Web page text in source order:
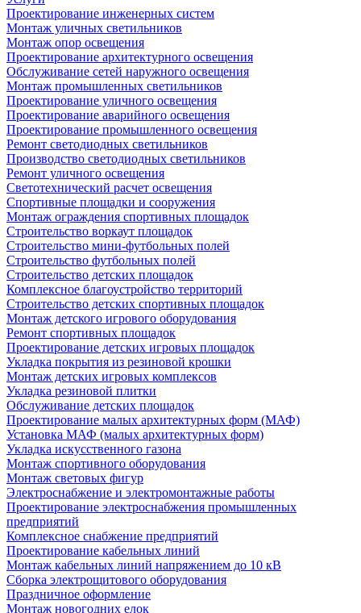
Проектирование инженерных систем
Монтаж уличных светильников
Монтаж опор освещения
Проектирование архитектурного освещения
Обслуживание сетей наружного освещения
Монтаж промышленных светильников
Проектирование уличного освещения
Проектирование аварийного освещения
Проектирование промышленного освещения
Ремонт светодиодных светильников
Производство светодиодных светильников
Ремонт уличного освещения
Светотехнический расчет освещения
Спортивные площадки и сооружения
Монтаж ограждения спортивных площадок
Строительство воркаут площадок
Строительство мини-футбольных полей
Строительство футбольных полей
Строительство детских площадок
Комплексное благоустройство территорий
Строительство детских спортивных площадок
Монтаж детского игрового оборудования
Ремонт спортивных площадок
Проектирование детских игровых площадок
Укладка покрытия из резиновой крошки
Монтаж детских игровых комплексов
Укладка резиновой плитки
Обслуживание детских площадок
Проектирование малых архитектурных форм (МАФ)
Установка МАФ (малых архитектурных форм)
Укладка искусственного газона
Монтаж спортивного оборудования
Монтаж световых фигур
Электроснабжение и электромонтажные работы
Проектирование электроснабжения промышленных
предприятий
Комплексное снабжение предприятий
Проектирование кабельных линий
Монтаж кабельных линий напряжением до 10 кВ
Сборка электрощитового оборудования
Праздничное оформление
Монтаж новогодних елок